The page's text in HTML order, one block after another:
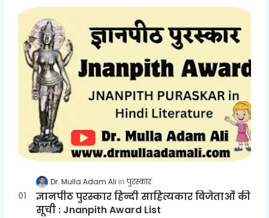
Dr. Mulla Adam Ali पुरस्कार
ज्ञानपीठ पुरस्कार हिन्दी साहित्यकार विजेताओं की
सूची : Jnanpith Award List